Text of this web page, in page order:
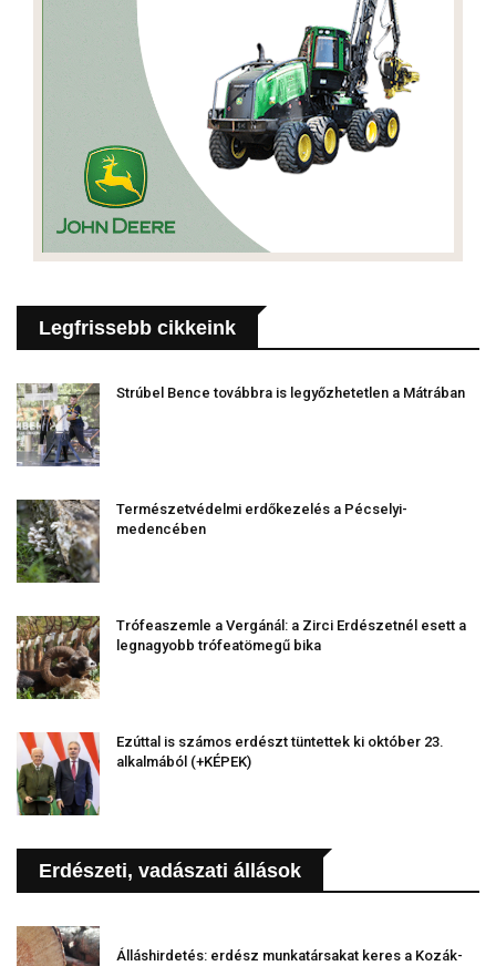
Legfrissebb cikkeink
Strúbel Bence továbbra is legyőzhetetlen a Mátrában
Természetvédelmi erdőkezelés a Pécselyi-
medencében
Trófeaszemle a Vergánál: a Zirci Erdészetnél esett a
legnagyobb trófeatömegű bika
Ezúttal is számos erdészt tüntettek ki október 23.
alkalmából (+KÉPEK)
Erdészeti, vadászati állások
Álláshirdetés: erdész munkatársakat keres a Kozák-